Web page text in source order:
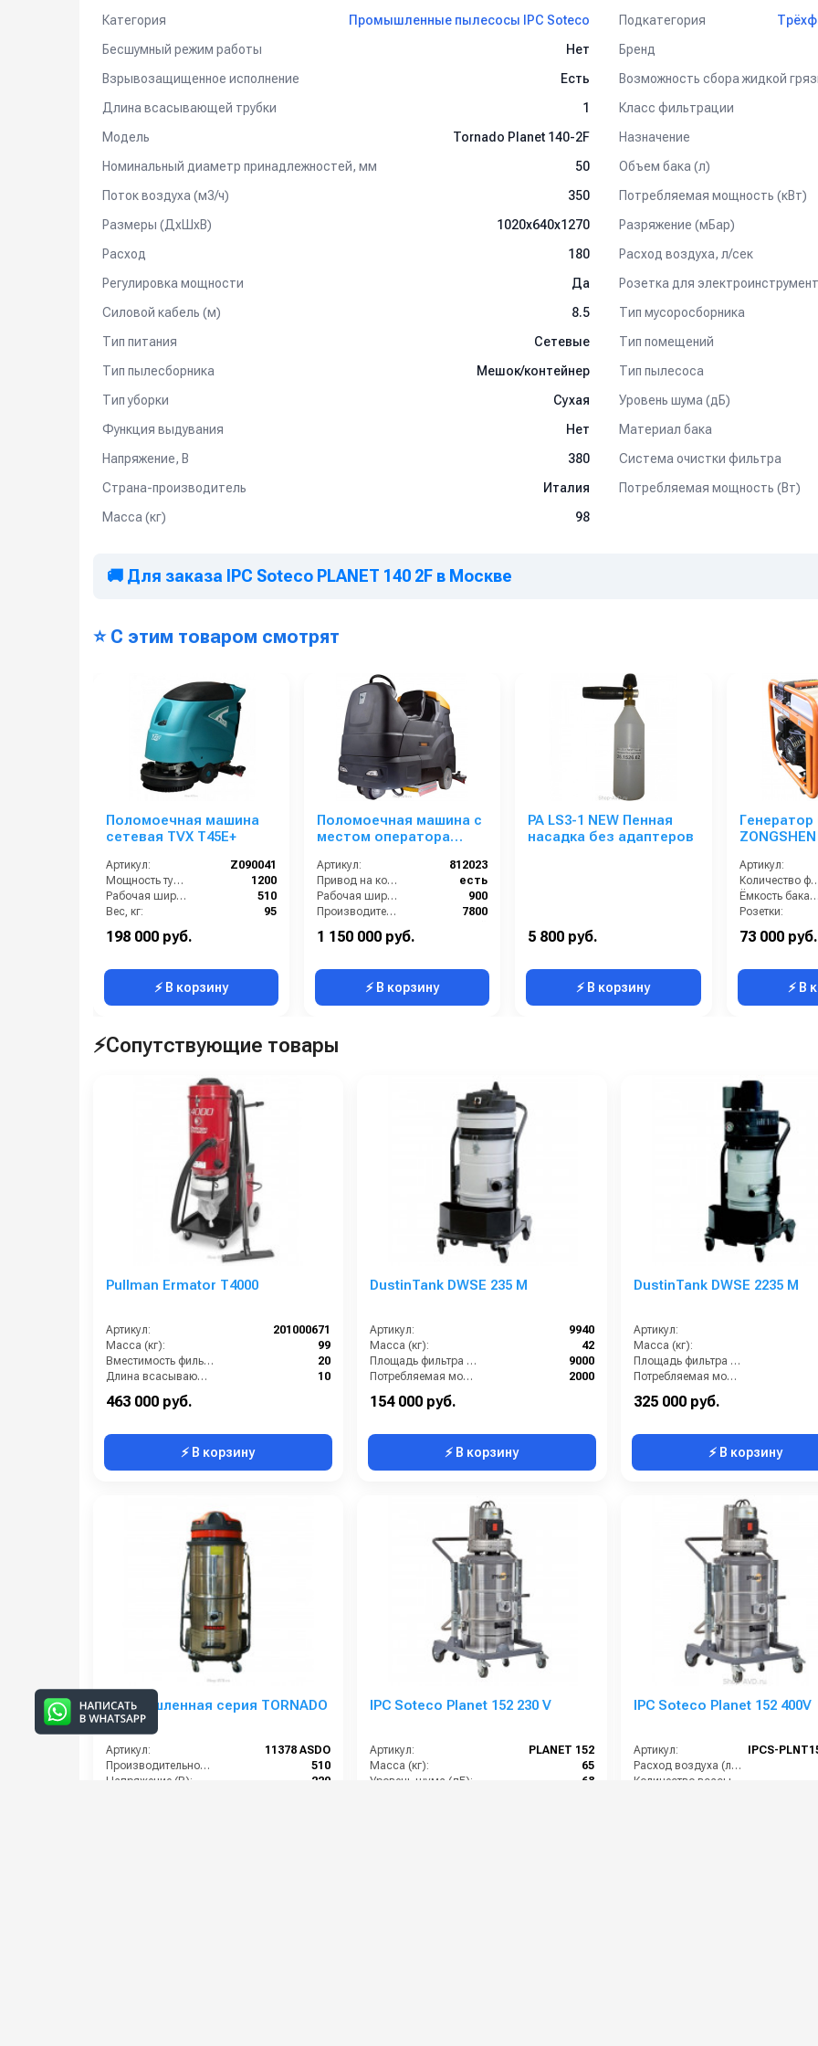
Категория
Промышленные пылесосы IPC Soteco Подкатегория
Бесшумный режим работы
Нет Бренд
Взрывозащищенное исполнение
Есть Возможность сбора жидкой
Длина всасывающей трубки
1 Класс фильтрации
Модель
Tornado Planet 140-2F Назначение
Номинальный диаметр принадлежностей, мм
50 Объем бака (л)
Поток воздуха (м3/ч)
350 Потребляемая мощность (кВт)
Размеры (ДхШхВ)
1020x640x1270 Разряжение (мБар)
Расход
180 Расход воздуха, л/сек
Регулировка мощности
Да Розетка для
Силовой кабель (м)
8.5 Тип мусоросборника
Тип питания
Сетевые Тип помещений
Тип пылесборника
Мешок/контейнер Тип пылесоса
Тип уборки
Сухая Уровень шума (дБ)
Функция выдувания
Нет Материал бака
Напряжение, В
380 Система очистки фильтра
Страна-производитель
Италия Потребляемая мощность (Вт)
Масса (кг)
98
🚚 Для заказа IPC Soteco PLANET 140 2F в Москве
⭐ С этим товаром смотрят
Поломоечная машина
сетевая TVX T45E+
Артикул:
Z090041
Мощность турбины (Вт):
1200
Рабочая ширина (мм):
510
Вес, кг:
95
Напряжение (В):
Производительность по площади (м2/ч):
198 000 руб.
⚡ В корзину
Поломоечная машина с
местом оператора
Артикул:
812023
Привод на колёса:
есть
Рабочая ширина щеток (мм):
900
Производительность по площади (м2/ч):
7800
Электропитание (В):
1 150 000 руб.
⚡ В корзину
PA LS3-1 NEW Пенная
насадка без адаптеров
5 800 руб.
⚡ В корзину
Артикул:
Ёмкость бака (л):
Розетки:
Тип запуска:
Вес, кг:
73 000 руб.
⚡ В
⚡Сопутствующие товары
Pullman Ermator T4000
Артикул:
201000671
Масса (кг):
99
Вместимость фильтр-мешка (л):
20
Длина всасывающего шланга (м):
10
Тип пылесборника:
463 000 руб.
⚡ В корзину
DustinTank DWSE 235 M
Артикул:
9940
Масса (кг):
42
Площадь фильтра (см2):
9000
Потребляемая мощность (Вт):
2000
Разряжение (мБар):
154 000 руб.
⚡ В корзину
DustinTank DWSE 2235 M
Артикул:
Масса (кг):
Площадь фильтра (см2):
Потребляемая мощность (Вт):
Разряжение (мБар):
325 000 руб.
⚡ В корзину
Промышленная серия TORNADO
V640M
Артикул:
11378 ASDO
Производительность (м3/час):
510
Напряжение (В):
220
IPC Soteco Planet 152 230 V
Артикул:
PLANET 152
Масса (кг):
65
Уровень шума (дБ):
68
IPC Soteco Planet 152 400V
Артикул:
Расход воздуха (л/сек):